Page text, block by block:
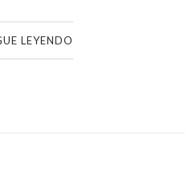
LEYENDO